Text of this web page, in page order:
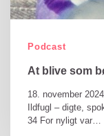
Podcast
At blive som
18. november 2024
Ildfugl – digte,
34 For nyligt var…